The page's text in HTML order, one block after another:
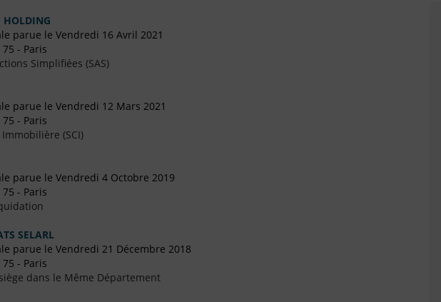
HOLDING
parue le Vendredi 16 Avril 2021
- Paris
Simplifiées (SAS)
parue le Vendredi 12 Mars 2021
- Paris
(SCI)
parue le Vendredi 4 Octobre 2019
- Paris
SELARL
parue le Vendredi 21 Décembre 2018
- Paris
dans le Même Département